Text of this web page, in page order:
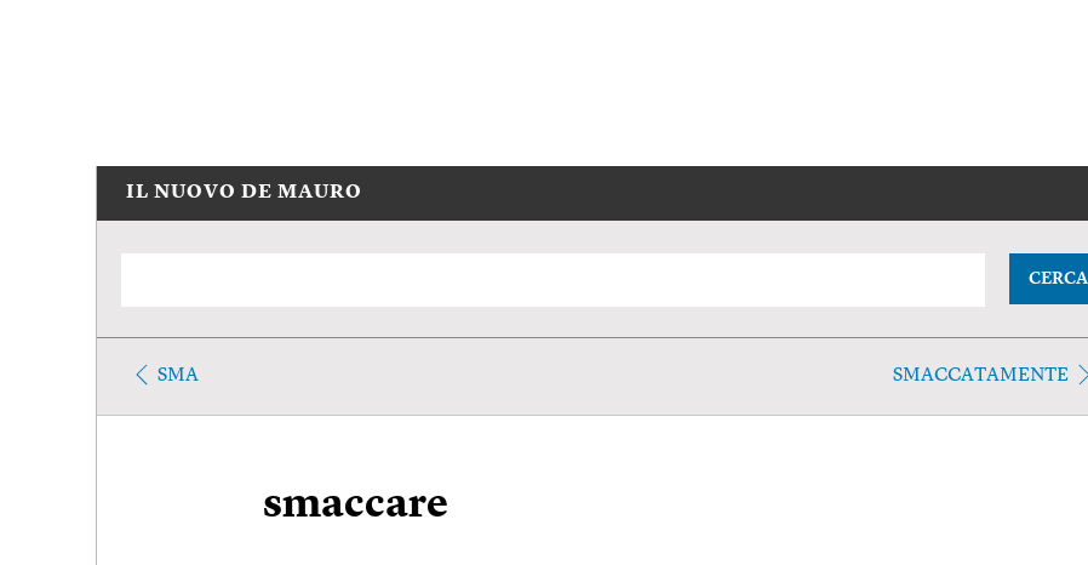
IL NUOVO DE MAURO
CERCA
SMA SMACCATAMENTE
smaccare